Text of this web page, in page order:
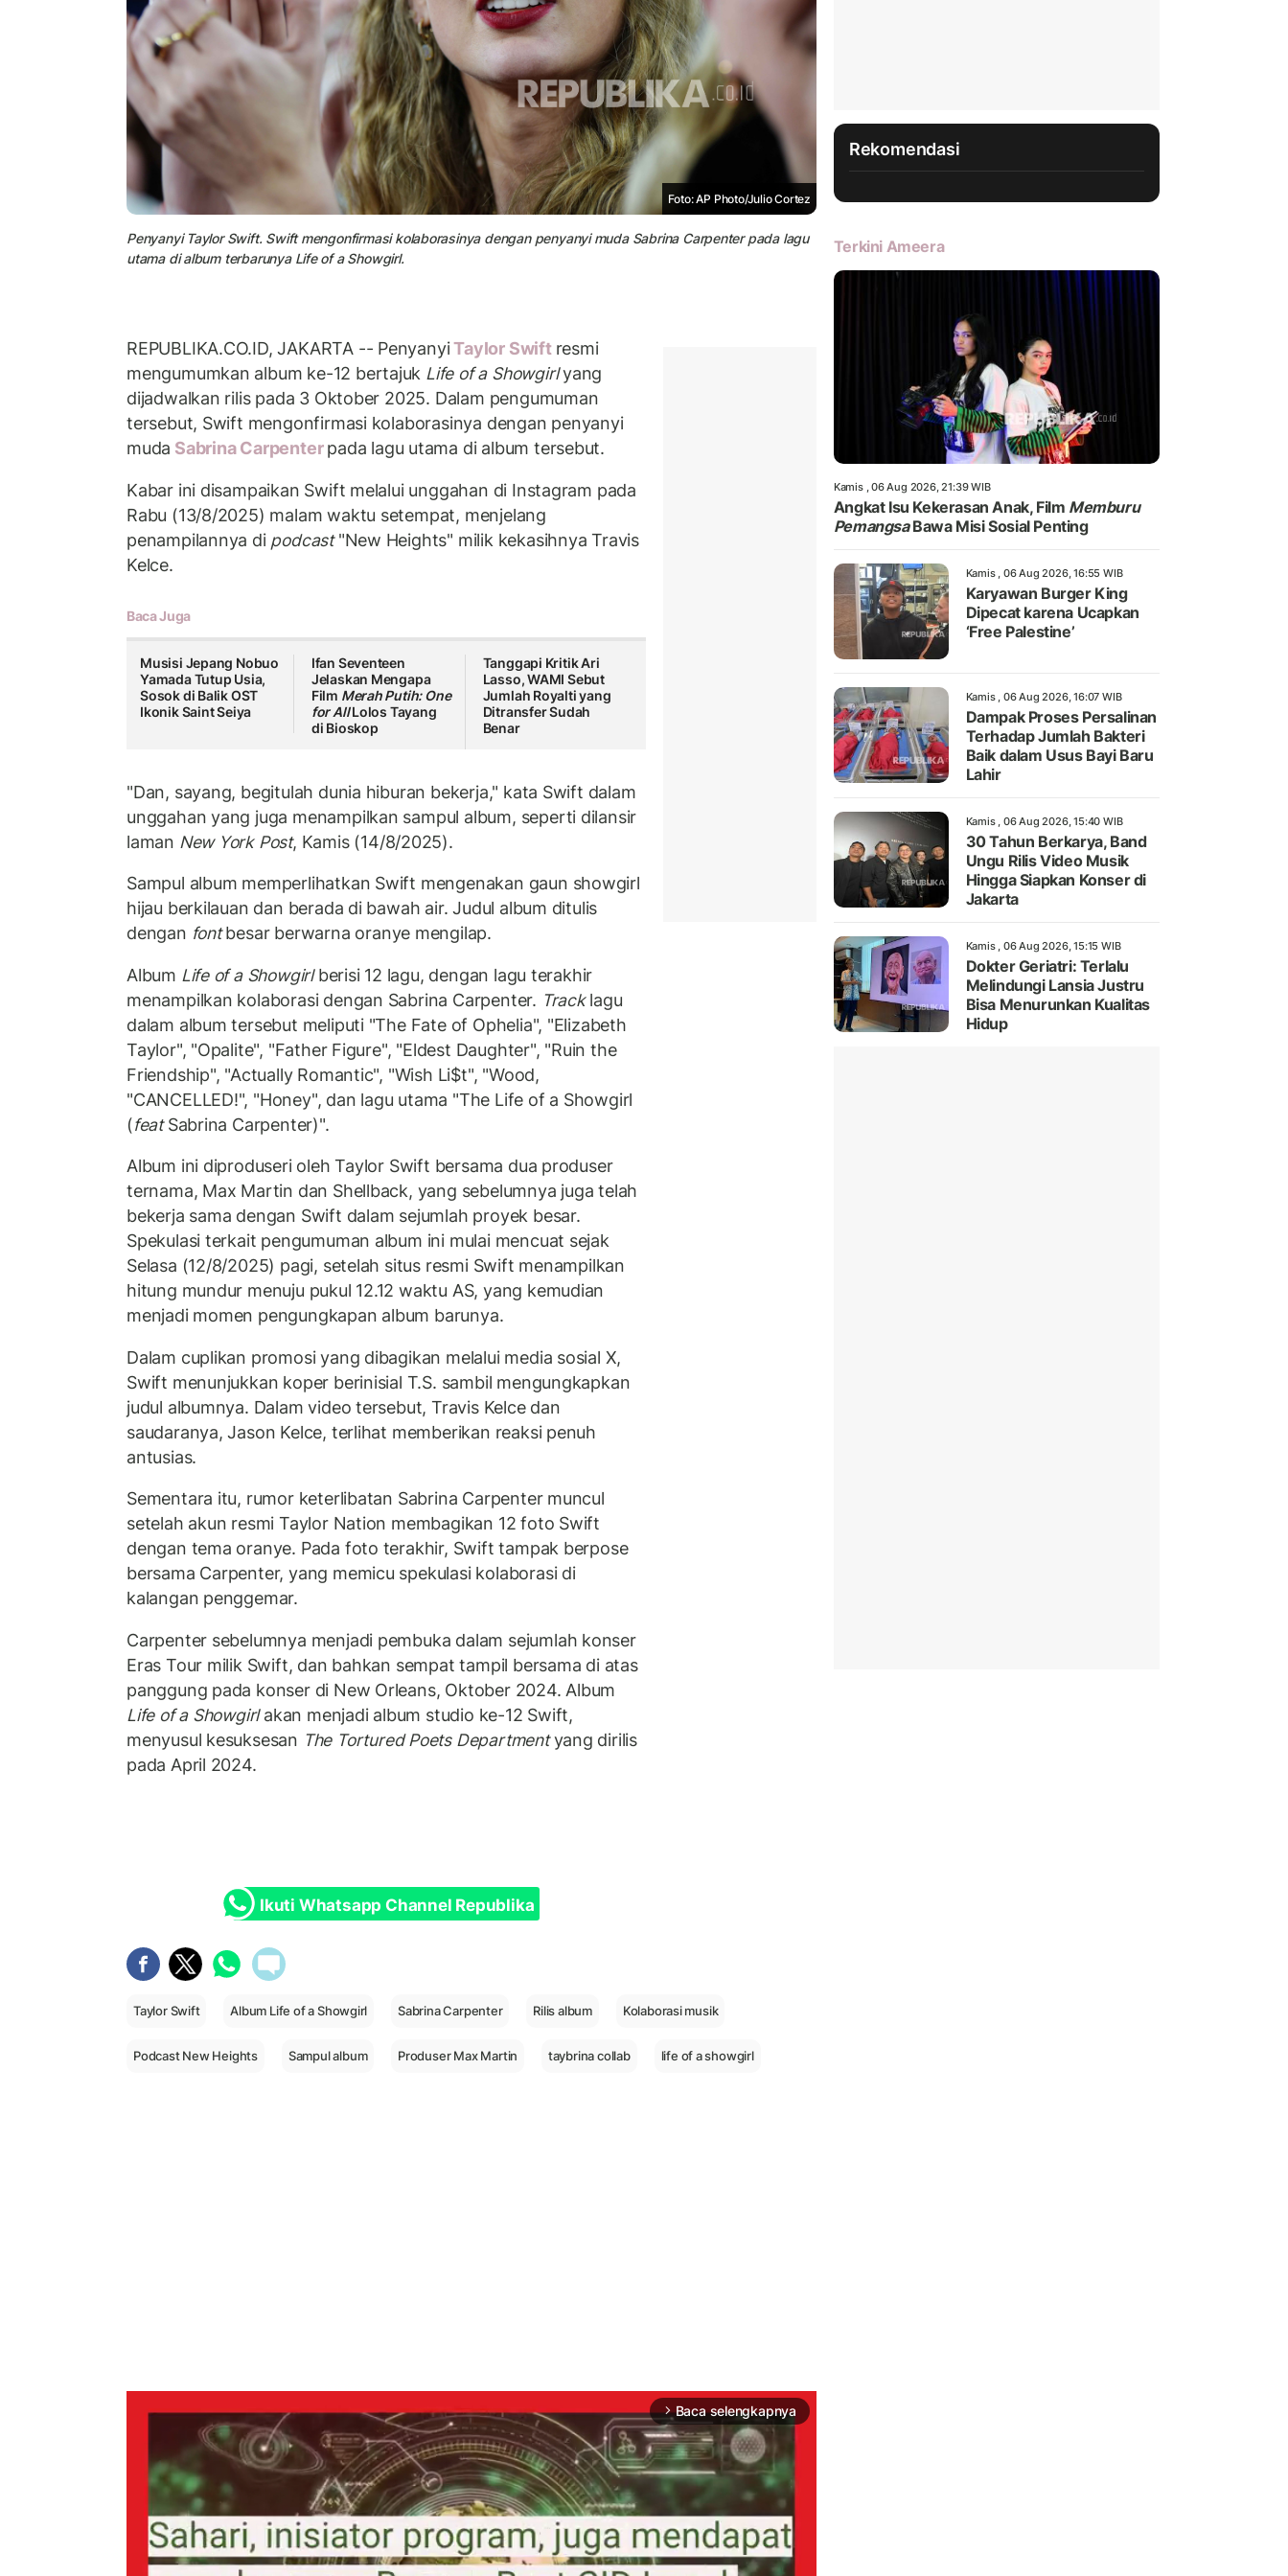
Foto: AP Photo/Julio Cortez
Penyanyi Taylor Swift. Swift mengonfirmasi kolaborasinya dengan penyanyi muda Sabrina Carpenter pada lagu
utama di album terbarunya Life of a Showgirl.
REPUBLIKA.CO.ID, JAKARTA -- PenyanyiTaylor Swift resmi
mengumumkan album ke-12 bertajuk Life of a Showgirlyang
dijadwalkan rilis pada 3 Oktober 2025. Dalam pengumuman
tersebut, Swift mengonfirmasi kolaborasinya dengan penyanyi
muda Sabrina Carpenterpada lagu utama di album tersebut.
Kabar ini disampaikan Swift melalui unggahan di Instagram pada
Rabu (13/8/2025) malam waktu setempat, menjelang
penampilannya di podcast"New Heights" milik kekasihnya Travis
Kelce.
Baca Juga
Musisi Jepang Nobuo
Yamada Tutup Usia,
Sosok di Balik OST
Ikonik Saint Seiya
Ifan Seventeen
Jelaskan Mengapa
Film Merah Putih: One
for AllLolos Tayang
di Bioskop
Tanggapi Kritik Ari
Lasso, WAMI Sebut
Jumlah Royalti yang
Ditransfer Sudah
Benar
"Dan, sayang, begitulah dunia hiburan bekerja," kata Swift dalam
unggahan yang juga menampilkan sampul album, seperti dilansir
laman New York Post, Kamis (14/8/2025).
Sampul album memperlihatkan Swift mengenakan gaun showgirl
hijau berkilauan dan berada di bawah air. Judul album ditulis
dengan fontbesar berwarna oranye mengilap.
Album Life of a Showgirlberisi 12 lagu, dengan lagu terakhir
menampilkan kolaborasi dengan Sabrina Carpenter. Tracklagu
dalam album tersebut meliputi "The Fate of Ophelia", "Elizabeth
Taylor", "Opalite", "Father Figure", "Eldest Daughter", "Ruin the
Friendship", "Actually Romantic", "Wish Li$t", "Wood,
"CANCELLED!", "Honey", dan lagu utama "The Life of a Showgirl
(featSabrina Carpenter)".
Album ini diproduseri oleh Taylor Swift bersama dua produser
ternama, Max Martin dan Shellback, yang sebelumnya juga telah
bekerja sama dengan Swift dalam sejumlah proyek besar.
Spekulasi terkait pengumuman album ini mulai mencuat sejak
Selasa (12/8/2025) pagi, setelah situs resmi Swift menampilkan
hitung mundur menuju pukul 12.12 waktu AS, yang kemudian
menjadi momen pengungkapan album barunya.
Dalam cuplikan promosi yang dibagikan melalui media sosial X,
Swift menunjukkan koper berinisial T.S. sambil mengungkapkan
judul albumnya. Dalam video tersebut, Travis Kelce dan
saudaranya, Jason Kelce, terlihat memberikan reaksi penuh
antusias.
Sementara itu, rumor keterlibatan Sabrina Carpenter muncul
setelah akun resmi Taylor Nation membagikan 12 foto Swift
dengan tema oranye. Pada foto terakhir, Swift tampak berpose
bersama Carpenter, yang memicu spekulasi kolaborasi di
kalangan penggemar.
Carpenter sebelumnya menjadi pembuka dalam sejumlah konser
Eras Tour milik Swift, dan bahkan sempat tampil bersama di atas
panggung pada konser di New Orleans, Oktober 2024. Album
Life of a Showgirlakan menjadi album studio ke-12 Swift,
menyusul kesuksesan The Tortured Poets Departmentyang dirilis
pada April 2024.
Ikuti Whatsapp Channel Republika
Taylor Swift Album Life of a Showgirl Sabrina Carpenter Rilis album Kolaborasi musik
Podcast New Heights Sampul album Produser Max Martin taybrina collab life of a showgirl
arrow_forward_ios Baca selengkapnya
Rekomendasi
Terkini Ameera
Kamis , 06 Aug 2026, 21:39 WIB
Angkat Isu Kekerasan Anak, Film Memburu
PemangsaBawa Misi Sosial Penting
Kamis , 06 Aug 2026, 16:55 WIB
Karyawan Burger King
Dipecat karena Ucapkan
‘Free Palestine’
Kamis , 06 Aug 2026, 16:07 WIB
Dampak Proses Persalinan
Terhadap Jumlah Bakteri
Baik dalam Usus Bayi Baru
Lahir
Kamis , 06 Aug 2026, 15:40 WIB
30 Tahun Berkarya, Band
Ungu Rilis Video Musik
Hingga Siapkan Konser di
Jakarta
Kamis , 06 Aug 2026, 15:15 WIB
Dokter Geriatri: Terlalu
Melindungi Lansia Justru
Bisa Menurunkan Kualitas
Hidup